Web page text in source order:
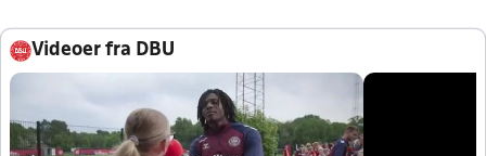
Videoer fra DBU